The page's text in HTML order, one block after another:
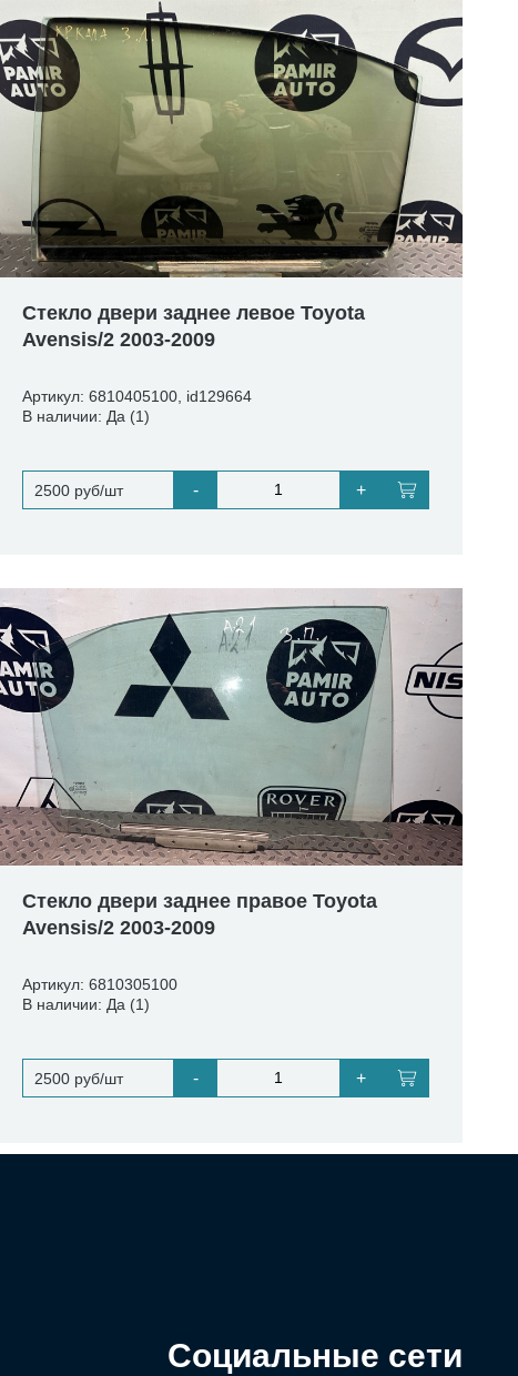
Стекло двери заднее левое Toyota
Avensis/2 2003-2009
Артикул: 6810405100, id129664
В наличии: Да (1)
2500 руб/шт - +
Стекло двери заднее правое Toyota
Avensis/2 2003-2009
Артикул: 6810305100
В наличии: Да (1)
2500 руб/шт - +
Социальные сети